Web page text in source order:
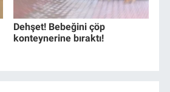
Dehşet! Bebeğini çöp
konteynerine bıraktı!